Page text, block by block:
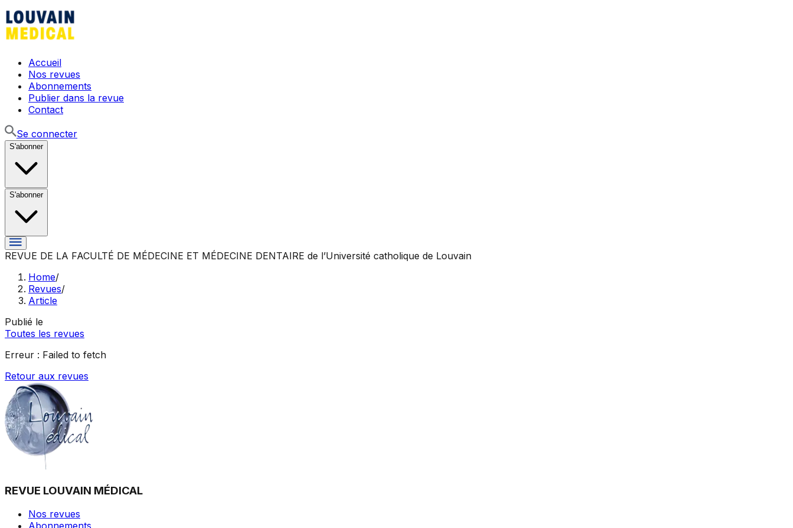
Accueil
Nos revues
Abonnements
Publier dans la revue
Contact
Se connecter
S'abonner
S'abonner
REVUE DE LA FACULTÉ DE MÉDECINE ET MÉDECINE DENTAIRE de l’Université catholique de Louvain
Home/
Revues/
Article
Publié le
Toutes les revues
Erreur : Failed to fetch
Retour aux revues
REVUE LOUVAIN MÉDICAL
Nos revues